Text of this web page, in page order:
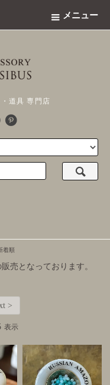
メニュー
道具 専門店
着順
売となっております。
>
表示